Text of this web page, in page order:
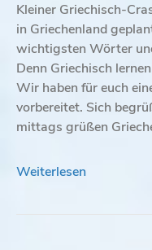
Kleiner Griechisch-
in Griechenland
wichtigsten Wörter
Denn Griechisch
Wir haben für euch
vorbereitet. Sich
mittags grüßen
Weiterlesen